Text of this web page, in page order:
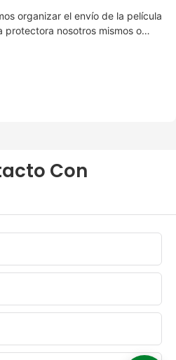
organizar el envío de la película
protectora nosotros mismos o
Con